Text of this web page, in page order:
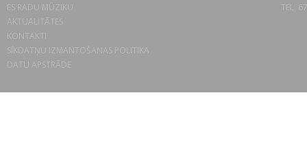
ES RADU MŪZIKU
AKTUALITĀTES
KONTAKTI
SĪKDATŅU IZMANTOŠANAS POLITIKA
DATU APSTRĀDE
TEL.